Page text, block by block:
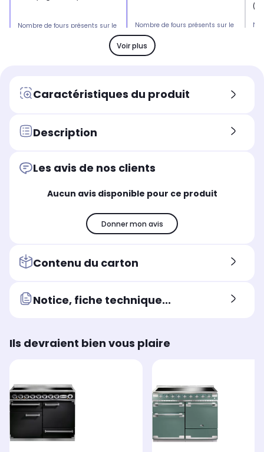
Nombre de fours présents sur le
Nombre de foyers total
Label énergie du four principal
Label énergie A
Nombre de fours présents sur le
produit
2 fours
Nombre de foyers total
Voir plus
Caractéristiques du produit
Description
Les avis de nos clients
Aucun avis disponible pour ce produit
Donner mon avis
Contenu du carton
Notice, fiche technique...
Ils devraient bien vous plaire